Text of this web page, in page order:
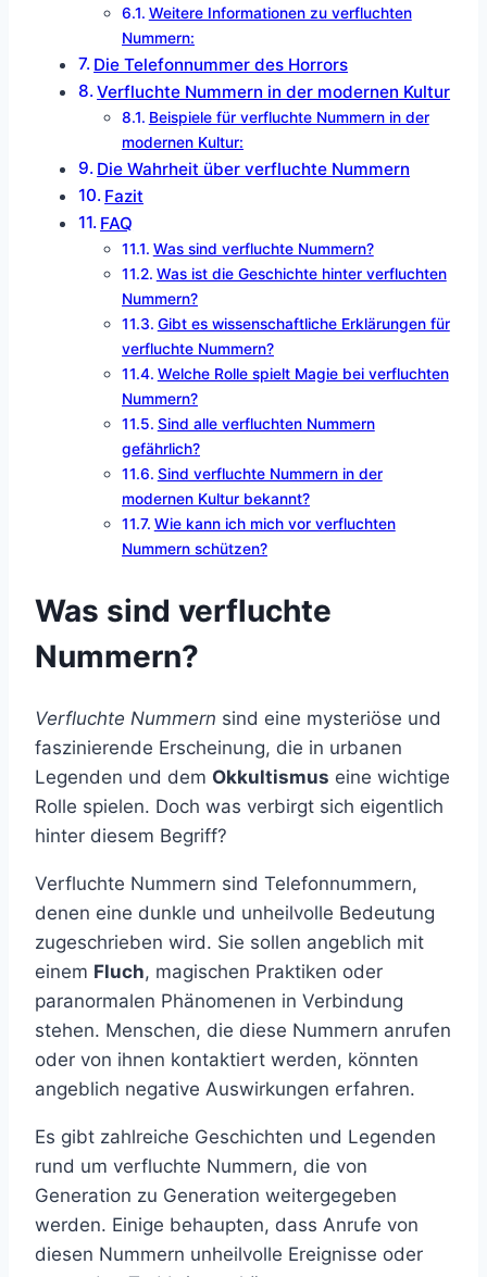
Weitere Informationen zu verfluchten
Nummern:
Die Telefonnummer des Horrors
Verfluchte Nummern in der modernen Kultur
Beispiele für verfluchte Nummern in der
modernen Kultur:
Die Wahrheit über verfluchte Nummern
Fazit
FAQ
Was sind verfluchte Nummern?
Was ist die Geschichte hinter verfluchten
Nummern?
Gibt es wissenschaftliche Erklärungen für
verfluchte Nummern?
Welche Rolle spielt Magie bei verfluchten
Nummern?
Sind alle verfluchten Nummern
gefährlich?
Sind verfluchte Nummern in der
modernen Kultur bekannt?
Wie kann ich mich vor verfluchten
Nummern schützen?
Was sind verfluchte
Nummern?
Verfluchte Nummern sind eine mysteriöse und
faszinierende Erscheinung, die in urbanen
Legenden und dem Okkultismus eine wichtige
Rolle spielen. Doch was verbirgt sich eigentlich
hinter diesem Begriff?
Verfluchte Nummern sind Telefonnummern,
denen eine dunkle und unheilvolle Bedeutung
zugeschrieben wird. Sie sollen angeblich mit
einem Fluch, magischen Praktiken oder
paranormalen Phänomenen in Verbindung
stehen. Menschen, die diese Nummern anrufen
oder von ihnen kontaktiert werden, könnten
angeblich negative Auswirkungen erfahren.
Es gibt zahlreiche Geschichten und Legenden
rund um verfluchte Nummern, die von
Generation zu Generation weitergegeben
werden. Einige behaupten, dass Anrufe von
diesen Nummern unheilvolle Ereignisse oder